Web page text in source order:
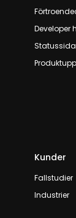
Developer
Statussida
Kunder
Fallstudier
Industrier